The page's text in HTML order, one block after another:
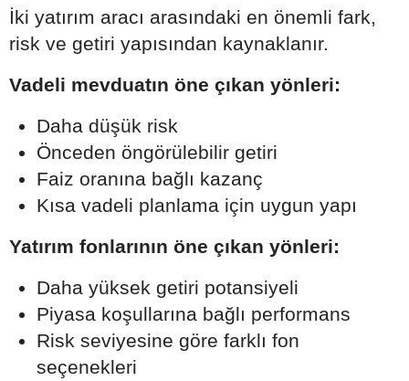
İki yatırım aracı arasındaki en önemli fark,
risk ve getiri yapısından kaynaklanır.
Vadeli mevduatın öne çıkan yönleri:
Daha düşük risk
Önceden öngörülebilir getiri
Faiz oranına bağlı kazanç
Kısa vadeli planlama için uygun yapı
Yatırım fonlarının öne çıkan yönleri:
Daha yüksek getiri potansiyeli
Piyasa koşullarına bağlı performans
Risk seviyesine göre farklı fon
seçenekleri